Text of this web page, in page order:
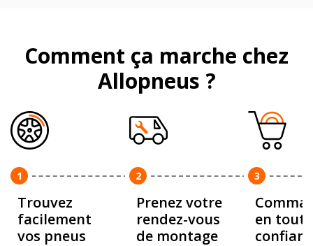
Comment ça marche chez
Allopneus ?
1
Trouvez
facilement
vos pneus
2
Prenez votre
rendez-vous
de montage
3
en toute